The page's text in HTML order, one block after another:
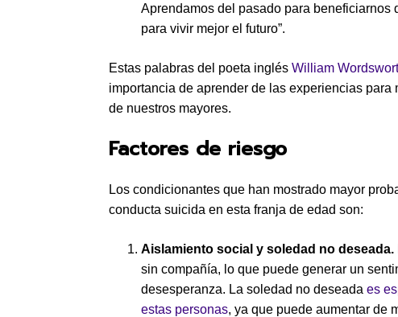
Aprendamos del pasado para beneficiarnos
para vivir mejor el futuro”.
Estas palabras del poeta inglés William
importancia de aprender de las experiencias
de nuestros mayores.
Factores de riesgo
Los condicionantes que han mostrado mayor
conducta suicida en esta franja de edad son:
Aislamiento social y soledad no deseada.
sin compañía, lo que puede generar un
desesperanza. La soledad no deseada es
estas personas, ya que puede aumentar de